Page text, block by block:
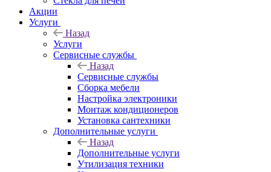
Акции
Услуги
Назад
Услуги
Сервисные службы
Назад
Сервисные службы
Сборка мебели
Настройка электроники
Монтаж кондиционеров
Установка сантехники
Дополнительные услуги
Назад
Дополнительные услуги
Утилизация техники